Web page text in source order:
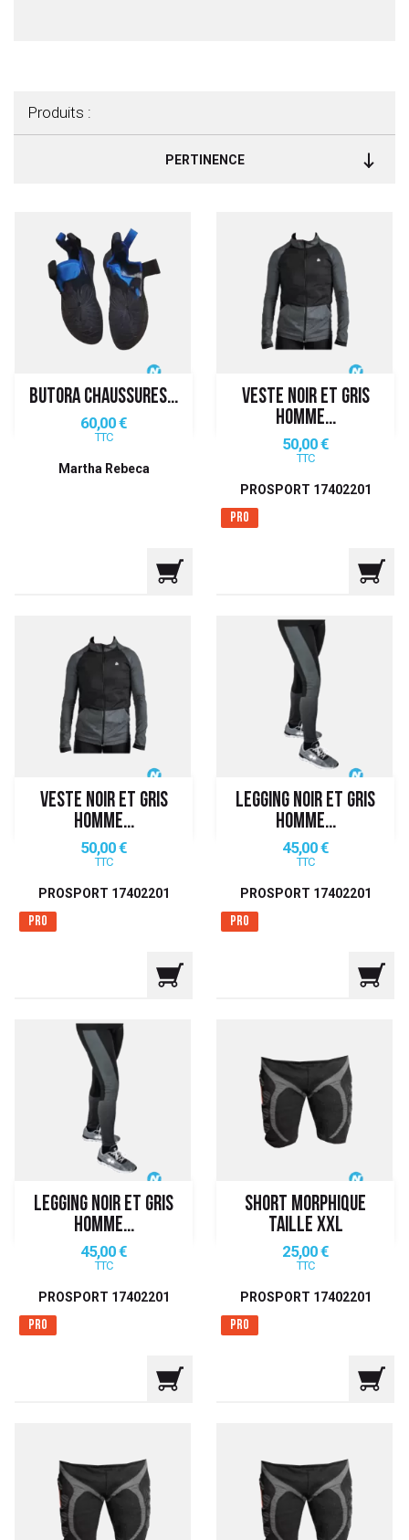
Produits :
PERTINENCE
BUTORA CHAUSSURES...
Prix
60,00 €
TTC
Martha Rebeca
VESTE NOIR ET GRIS
HOMME...
Prix
50,00 €
TTC
PROSPORT 17402201
Pro
VESTE NOIR ET GRIS
HOMME...
Prix
50,00 €
TTC
PROSPORT 17402201
Pro
LEGGING NOIR ET GRIS
HOMME...
Prix
45,00 €
TTC
PROSPORT 17402201
Pro
LEGGING NOIR ET GRIS
HOMME...
Prix
45,00 €
TTC
PROSPORT 17402201
Pro
SHORT MORPHIQUE
TAILLE XXL
Prix
25,00 €
TTC
PROSPORT 17402201
Pro